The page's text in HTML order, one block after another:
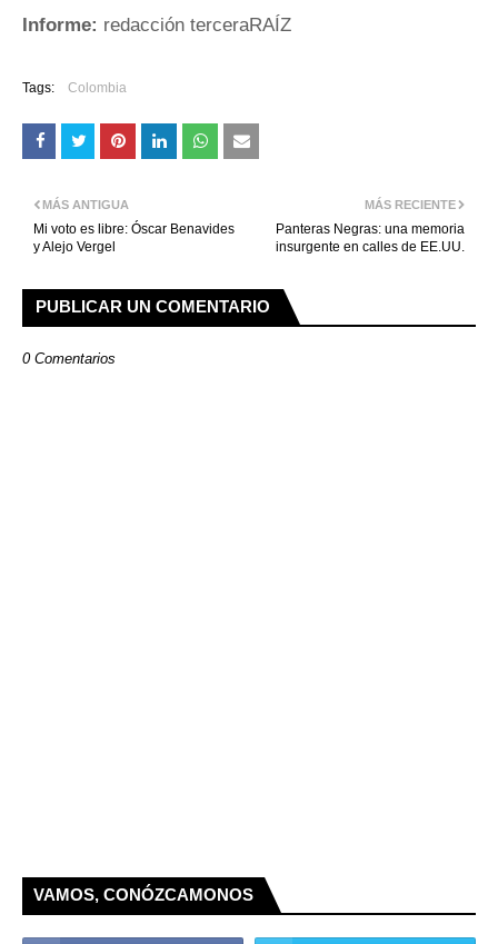
Informe: redacción terceraRAÍZ
Tags: Colombia
MÁS RECIENTE
Panteras Negras: una memoria
insurgente en calles de EE.UU.
MÁS ANTIGUA
Mi voto es libre: Óscar Benavides
y Alejo Vergel
PUBLICAR UN COMENTARIO
0 Comentarios
VAMOS, CONÓZCAMONOS